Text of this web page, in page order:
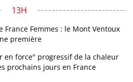
13H
France Femmes : le Mont Ventoux
première
en force" progressif de la chaleur
prochains jours en France